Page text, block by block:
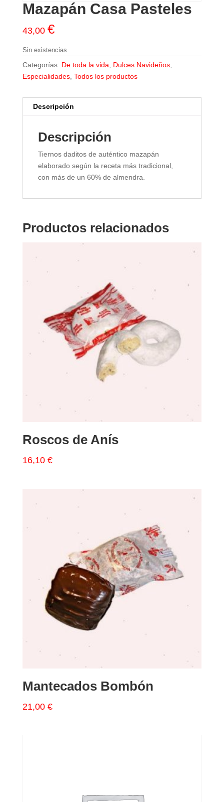
Mazapán Casa Pasteles
43,00 €
Sin existencias
Categorías: De toda la vida Dulces Navideños,
Especialidades, Todos los productos
Descripción
Descripción
Tiernos daditos de auténtico mazapán
elaborado según la receta más tradicional,
con más de un 60% de almendra.
Productos relacionados
Roscos de Anís
16,10 €
Mantecados Bombón
21,00 €